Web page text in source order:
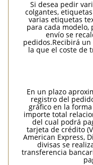
Si desea pedir
colgantes,
varias etiquetas
para cada modelo,
envío se
pedidos.Recibirá
la que el coste de
En un plazo
registro del
gráfico en la
importe total
del cual podrá
tarjeta de crédito
American Express,
divisas se
transferencia